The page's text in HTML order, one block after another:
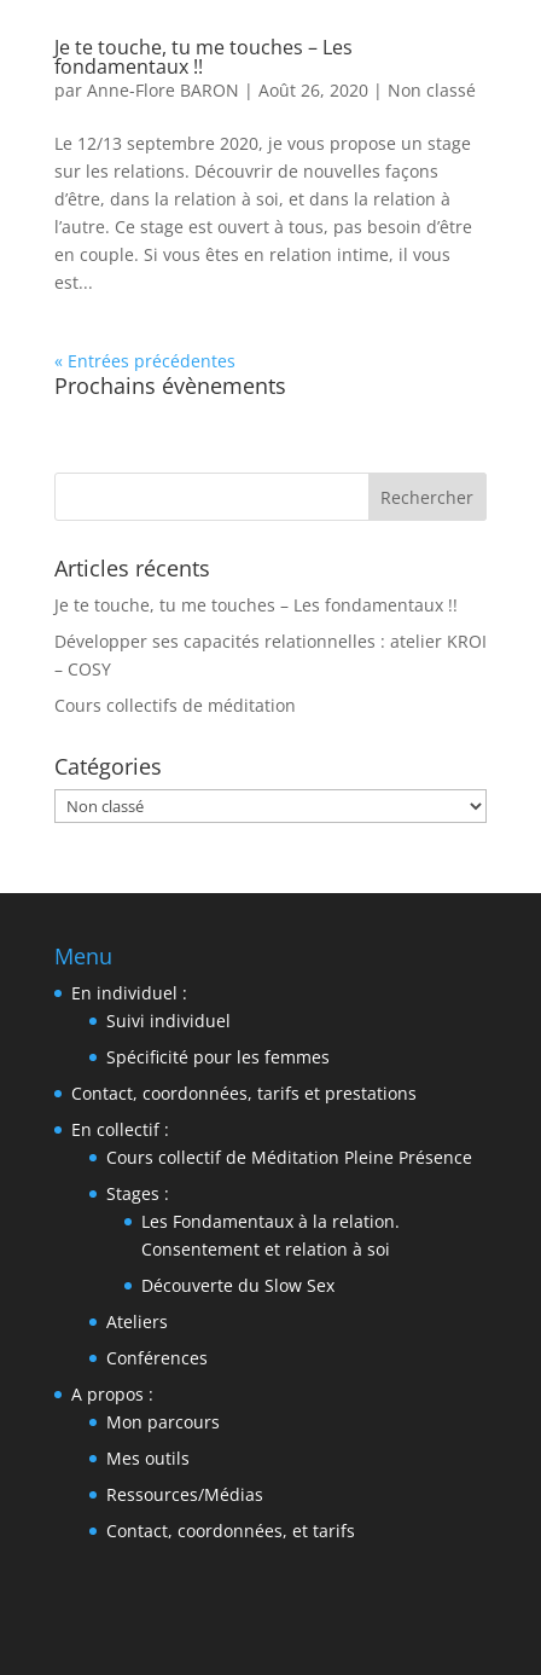
Je te touche, tu me touches – Les
fondamentaux !!
par Anne-Flore BARON | Août 26, 2020| Non classé
Le 12/13 septembre 2020, je vous propose un stage
sur les relations. Découvrir de nouvelles façons
d’être, dans la relation à soi, et dans la relation à
l’autre. Ce stage est ouvert à tous, pas besoin d’être
en couple. Si vous êtes en relation intime, il vous
est...
« Entrées précédentes
Prochains évènements
Articles récents
Je te touche, tu me touches – Les fondamentaux !!
Développer ses capacités relationnelles : atelier KROI
– COSY
Cours collectifs de méditation
Catégories
Catégories
Menu
En individuel :
Suivi individuel
Spécificité pour les femmes
Contact, coordonnées, tarifs et prestations
En collectif :
Cours collectif de Méditation Pleine Présence
Stages :
Les Fondamentaux à la relation.
Consentement et relation à soi
Découverte du Slow Sex
Ateliers
Conférences
A propos :
Mon parcours
Mes outils
Ressources/Médias
Contact, coordonnées, et tarifs